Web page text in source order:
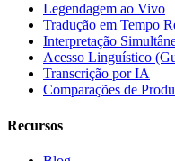
Legendagem ao Vivo
Tradução em Tempo
Interpretação
Acesso Linguístico
Transcrição por IA
Comparações de
Recursos